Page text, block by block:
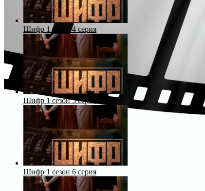
Шифр 1 сезон 4 серия
Шифр 1 сезон 5 серия
Шифр 1 сезон 6 серия